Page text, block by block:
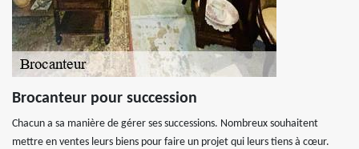
Brocanteur pour succession
Chacun a sa manière de gérer ses successions. Nombreux souhaitent
mettre en ventes leurs biens pour faire un projet qui leurs tiens à cœur.